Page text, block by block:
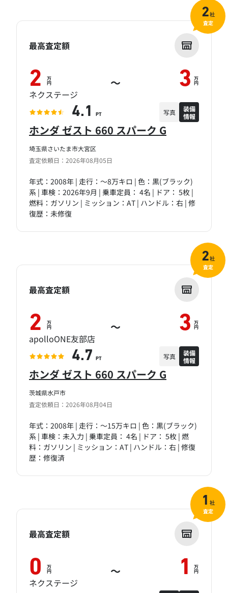
埼玉県さいたま市大宮区
査定依頼日：2026年08月05日
ホンダ ゼスト 660 スパーク G
年式：2008年 | 走行：～8万キロ | 色：黒(ブラック)
系 | 車検：2026年9月 | 乗車定員： 4名 | ドア： 5枚 |
燃料：ガソリン | ミッション：AT | ハンドル：右 | 修
復歴：未修復
最高査定額
2 万
円 ～ 3 万
円
ネクステージ
4.1 PT 写真
装備
情報
2社
査定
茨城県水戸市
査定依頼日：2026年08月04日
ホンダ ゼスト 660 スパーク G
年式：2008年 | 走行：～15万キロ | 色：黒(ブラック)
系 | 車検：未入力 | 乗車定員： 4名 | ドア： 5枚 | 燃
料：ガソリン | ミッション：AT | ハンドル：右 | 修復
歴：修復済
最高査定額
2 万
円 ～ 3 万
円
apolloONE友部店
4.7 PT 写真
装備
情報
2社
査定
最高査定額
0 万
円 ～ 1 万
円
ネクステージ
1 社
査定